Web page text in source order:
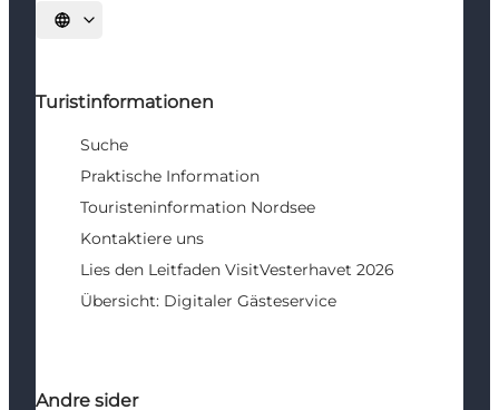
Sprache auswählen
Turistinformationen
Suche
Praktische Information
Touristeninformation Nordsee
Kontaktiere uns
Lies den Leitfaden VisitVesterhavet 2026
Übersicht: Digitaler Gästeservice
Andre sider